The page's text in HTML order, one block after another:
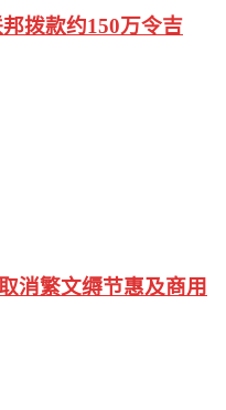
拨款约150万令吉
消繁文缛节惠及商用